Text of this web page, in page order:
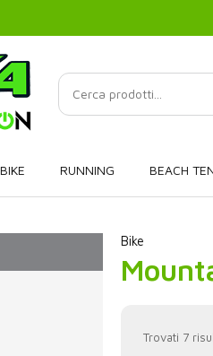
BIKE RUNNING BEACH
Bike
Trovati 7